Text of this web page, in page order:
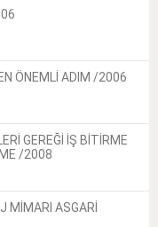
ÖNEMLİ ADIM /2006
GEREĞİ İŞ BİTİRME
/2008
MİMARI ASGARİ